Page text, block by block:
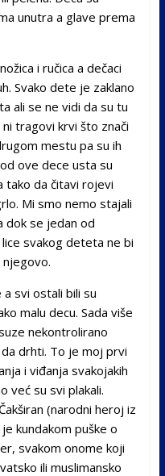
unutra a glave prema
i ručica a dečaci
Svako dete je zaklano
ali se ne vidi da su tu
tragovi krvi što znači
mestu pa su ih
ove dece usta su
tako da čitavi rojevi
Mi smo nemo stajali
dok se jedan od
svakog deteta ne bi
svi ostali bili su
malu decu. Sada više
nekontrolirano
drhti. To je moj prvi
i viđanja svakojakih
već su svi plakali.
(narodni heroj iz
kundakom puške o
svakom onome koji
ili muslimansko